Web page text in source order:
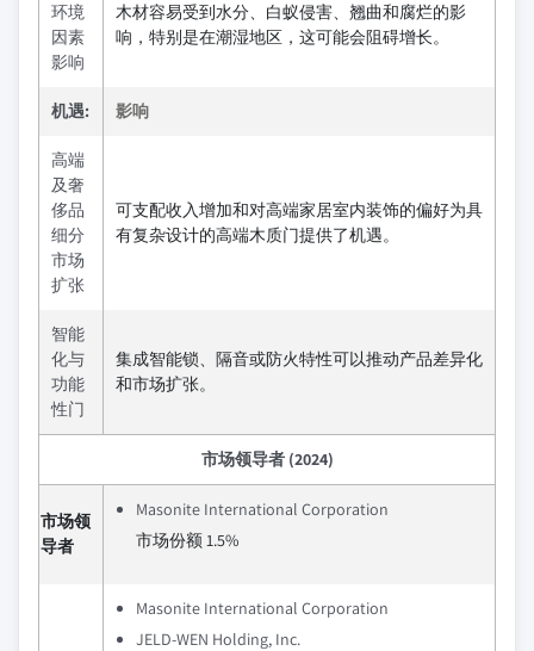
环境
因素
影响
木材容易受到水分、白蚁侵害、翘曲和腐烂的影
响，特别是在潮湿地区，这可能会阻碍增长。
机遇: 影响
高端
及奢
侈品
细分
市场
扩张
可支配收入增加和对高端家居室内装饰的偏好为具
有复杂设计的高端木质门提供了机遇。
智能
化与
功能
性门
集成智能锁、隔音或防火特性可以推动产品差异化
和市场扩张。
市场领导者 (2024)
市场领
导者
Masonite International Corporation
市场份额 1.5%
Masonite International Corporation
JELD-WEN Holding, Inc.